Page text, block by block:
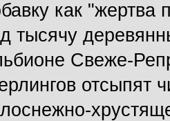
как "жертва
тысячу
Свеже-
отсыпят